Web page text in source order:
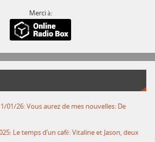
Merci à:
1/01/26: Vous aurez de mes nouvelles: De
Le temps d’un café: Vitaline et Jason, deux